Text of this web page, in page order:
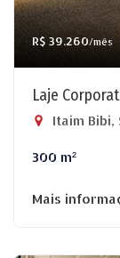
R$ 39.260/mês
Laje
Itaim Bibi,
300 m²
Mais